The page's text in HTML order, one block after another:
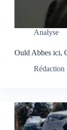
Analyse
Ould Abbes ici,
Rédaction